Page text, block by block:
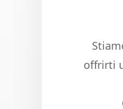
offrirti